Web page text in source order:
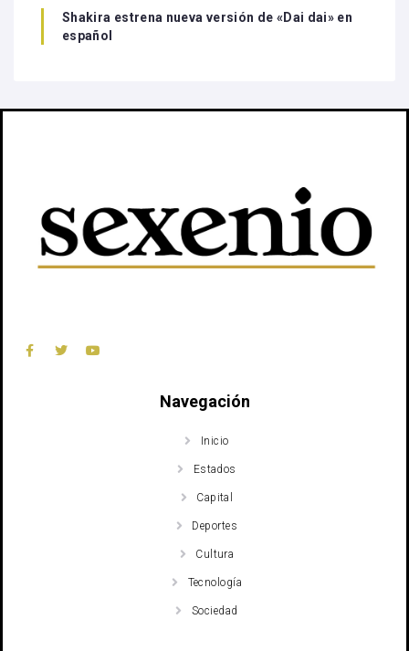
Shakira estrena nueva versión de «Dai dai» en
español
Navegación
Inicio
Estados
Capital
Deportes
Cultura
Tecnología
Sociedad